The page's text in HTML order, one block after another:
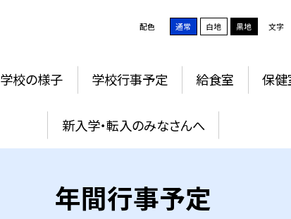
配色 通常 白地 黒地 文字
学校の様子 学校行事予定 給食室 保健
新入学・転入のみなさんへ
年間行事予定